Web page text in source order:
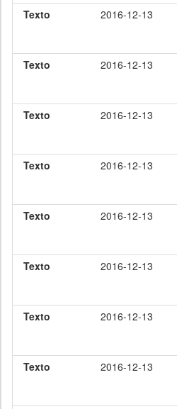
Texto
2016-12-13
Texto
2016-12-13
Texto
2016-12-13
Texto
2016-12-13
Texto
2016-12-13
Texto
2016-12-13
Texto
2016-12-13
Texto
2016-12-13